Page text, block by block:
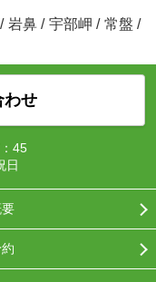
/ 岩鼻 / 宇部岬 / 常盤 /
わせ
45
日